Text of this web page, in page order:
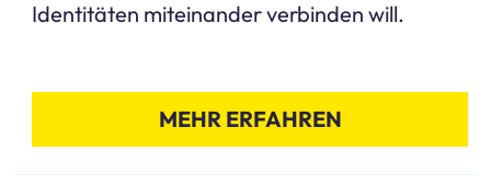
Identitäten miteinander verbinden will.
MEHR ERFAHREN